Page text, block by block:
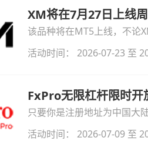
XM将在7月27日上线
该品种将在MT5上线，不论
活动时间： 2026-07-23 至
FxPro无限杠杆限时开
只要你是注册地址为中国大
自动解锁无限倍杠杆福利，
活动时间： 2026-07-09 至